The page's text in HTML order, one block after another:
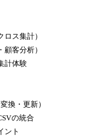
ロス集計）
顧客分析）
計体験
換・更新）
の統合
ント